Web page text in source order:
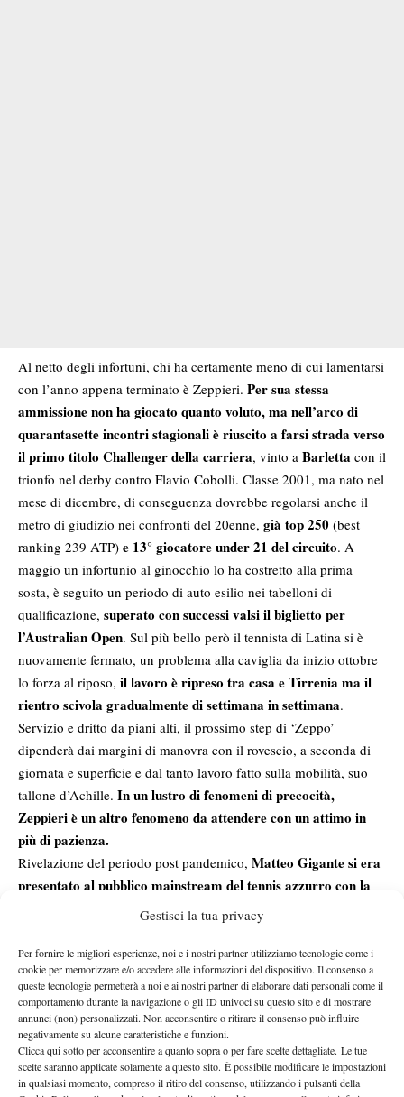
Gestisci la tua privacy
Per fornire le migliori esperienze, noi e i nostri partner utilizziamo tecnologie come i
cookie per memorizzare e/o accedere alle informazioni del dispositivo. Il consenso a
queste tecnologie permetterà a noi e ai nostri partner di elaborare dati personali come il
comportamento durante la navigazione o gli ID univoci su questo sito e di mostrare
annunci (non) personalizzati. Non acconsentire o ritirare il consenso può influire
negativamente su alcune caratteristiche e funzioni.
Clicca qui sotto per acconsentire a quanto sopra o per fare scelte dettagliate. Le tue
scelte saranno applicate solamente a questo sito. È possibile modificare le impostazioni
in qualsiasi momento, compreso il ritiro del consenso, utilizzando i pulsanti della
Al netto degli infortuni, chi ha certamente meno di cui lamentarsi
con l’anno appena terminato è Zeppieri. Per sua stessa
ammissione non ha giocato quanto voluto, ma nell’arco di
quarantasette incontri stagionali è riuscito a farsi strada verso
il primo titolo Challenger della carriera, vinto a Barletta con il
trionfo nel derby contro Flavio Cobolli. Classe 2001, ma nato nel
mese di dicembre, di conseguenza dovrebbe regolarsi anche il
metro di giudizio nei confronti del 20enne, già top 250 (best
ranking 239 ATP) e 13° giocatore under 21 del circuito. A
maggio un infortunio al ginocchio lo ha costretto alla prima
sosta, è seguito un periodo di auto esilio nei tabelloni di
qualificazione, superato con successi valsi il biglietto per
l’AustralianOpen. Sul più bello però il tennista di Latina si è
nuovamente fermato, un problema alla caviglia da inizio ottobre
lo forza al riposo, il lavoro è ripreso tra casa e Tirrenia ma il
rientro scivola gradualmente di settimana in settimana.
Servizio e dritto da piani alti, il prossimo step di ‘Zeppo’
dipenderà dai margini di manovra con il rovescio, a seconda di
giornata e superficie e dal tanto lavoro fatto sulla mobilità, suo
tallone d’Achille. In un lustro di fenomeni di precocità,
Zeppieri è un altro fenomeno da attendere con un attimo in
più di pazienza.
Rivelazione del periodo post pandemico, Matteo Gigante si era
presentato al pubblico mainstream del tennis azzurro con la
semifinale raggiunta nel torneo di esibizione MEF Tennis
, tra gli avversari battuti anche il lanciato
Thomas Fabbiano. Pochi mesi dopo al Foro Italico la grande
chance in casa el’harakiri sul più bello contro Ilya Ivanshka.
Dopo aver servito per il match sul 5-3 del terzo set, ed aver avuto
tre match point sul 5-4, Gigante firma la resa nel primo turno di
qualificazione con il beffardo score di 6-3 4-6 7-6(1). Il 2021
poteva aprire le porte a Gigante, ricongiuntosi ad Alessandro
Galli, maestro che lo ha plasmato in tempi di infanzia. La